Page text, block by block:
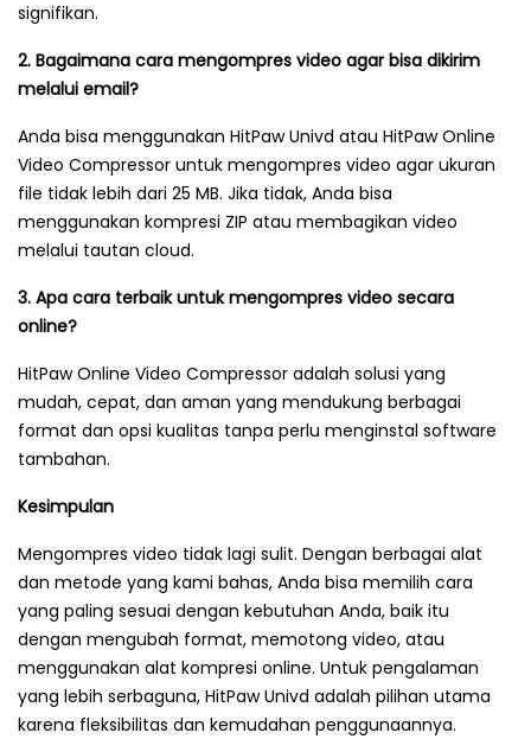
signifikan.
2. Bagaimana cara mengompres video agar bisa dikirim
melalui email?
Anda bisa menggunakan HitPaw Univd atau HitPaw Online
Video Compressor untuk mengompres video agar ukuran
file tidak lebih dari 25 MB. Jika tidak, Anda bisa
menggunakan kompresi ZIP atau membagikan video
melalui tautan cloud.
3. Apa cara terbaik untuk mengompres video secara
online?
HitPaw Online Video Compressor adalah solusi yang
mudah, cepat, dan aman yang mendukung berbagai
format dan opsi kualitas tanpa perlu menginstal software
tambahan.
Kesimpulan
Mengompres video tidak lagi sulit. Dengan berbagai alat
dan metode yang kami bahas, Anda bisa memilih cara
yang paling sesuai dengan kebutuhan Anda, baik itu
dengan mengubah format, memotong video, atau
menggunakan alat kompresi online. Untuk pengalaman
yang lebih serbaguna, HitPaw Univd adalah pilihan utama
karena fleksibilitas dan kemudahan penggunaannya.